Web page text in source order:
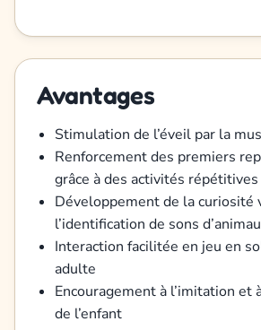
Avantages
Stimulation de l’éveil par la
Renforcement des premiers
grâce à des activités répétitives
Développement de la curiosité
l’identification de sons
Interaction facilitée en jeu en
adulte
Encouragement à l’imitation et
de l’enfant